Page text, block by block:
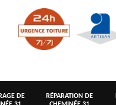
DE
RÉPARATION DE